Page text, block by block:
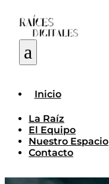
a
Inicio
La Raíz
El Equipo
Nuestro Espacio
Contacto